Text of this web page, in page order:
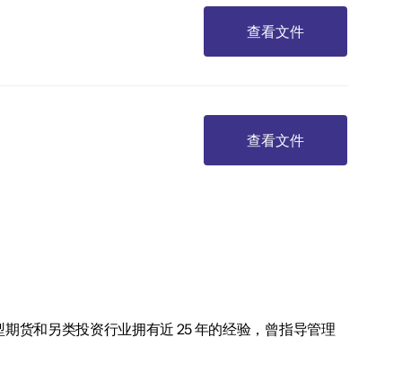
查看文件
查看文件
货和另类投资行业拥有近 25 年的经验，曾指导管理